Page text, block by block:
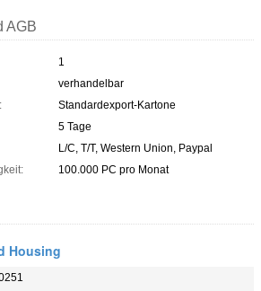
AGB
1
verhandelbar
Standardexport-Kartone
5 Tage
L/C, T/T, Western Union, Paypal
100.000 PC pro Monat
Housing